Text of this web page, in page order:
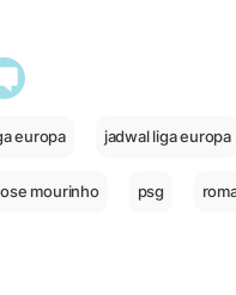
europa jadwal liga europa
mourinho psg